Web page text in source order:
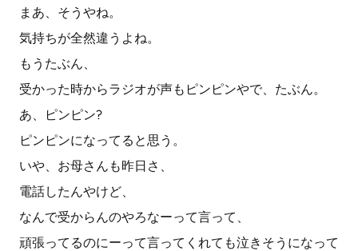
まあ、そうやね。
気持ちが全然違うよね。
もうたぶん、
受かった時からラジオが声もピンピンやで、たぶん。
あ、ピンピン?
ピンピンになってると思う。
いや、お母さんも昨日さ、
電話したんやけど、
なんで受からんのやろなーって言って、
頑張ってるのにーって言ってくれても泣きそうになって